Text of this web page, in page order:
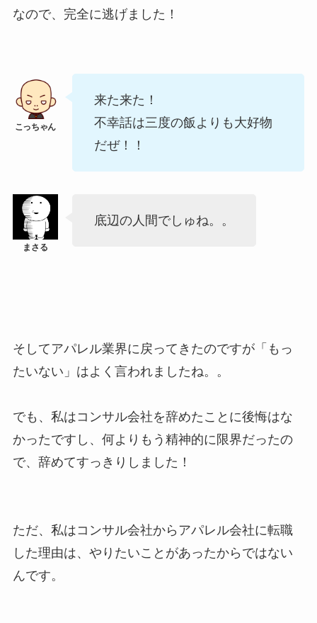
なので、完全に逃げました！
来た来た！
不幸話は三度の飯よりも大好物
だぜ！！
底辺の人間でしゅね。。
そしてアパレル業界に戻ってきたのですが「もっ
たいない」はよく言われましたね。。
でも、私はコンサル会社を辞めたことに後悔はな
かったですし、何よりもう精神的に限界だったの
で、辞めてすっきりしました！
ただ、私はコンサル会社からアパレル会社に転職
した理由は、やりたいことがあったからではない
んです。